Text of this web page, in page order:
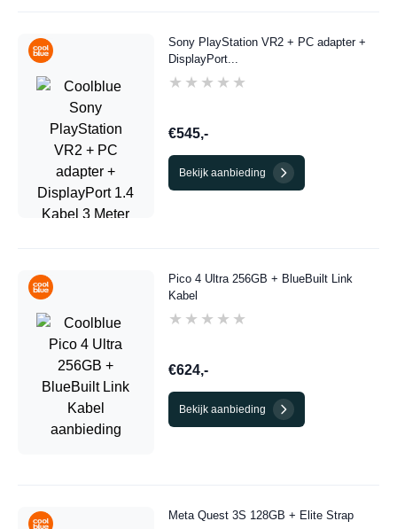
Sony PlayStation VR2 + PC adapter +
DisplayPort...
★★★★★
★★★★★
€545,-
Bekijk aanbieding
Pico 4 Ultra 256GB + BlueBuilt Link
Kabel
★★★★★
★★★★★
€624,-
Bekijk aanbieding
Meta Quest 3S 128GB + Elite Strap